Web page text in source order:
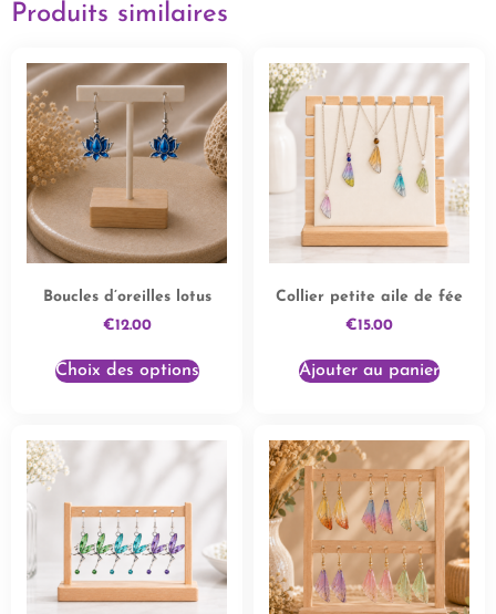
Produits similaires
Boucles d’oreilles lotus
€12.00
Choix des options
Collier petite aile de fée
€15.00
Ajouter au panier